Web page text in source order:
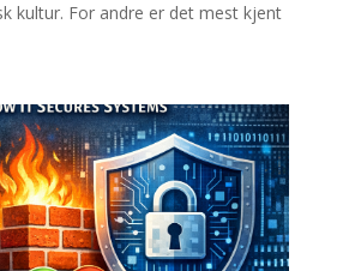
kultur. For andre er det mest kjent